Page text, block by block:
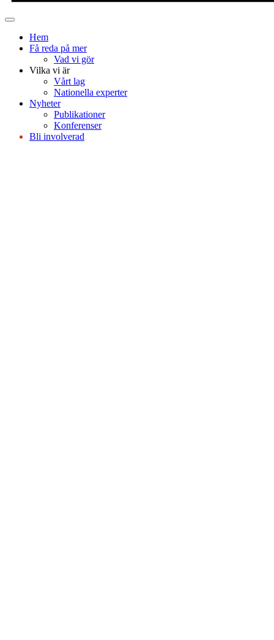
Hem
Få reda på mer
Vad vi gör
Vilka vi är
Vårt lag
Nationella experter
Nyheter
Publikationer
Konferenser
Bli involverad